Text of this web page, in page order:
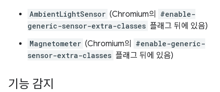
AmbientLightSensor (Chromium의
#enable-
generic-sensor-extra-classes 플래그 뒤에 있음)
Magnetometer (Chromium의
#enable-generic-
sensor-extra-classes 플래그 뒤에 있음)
기능 감지